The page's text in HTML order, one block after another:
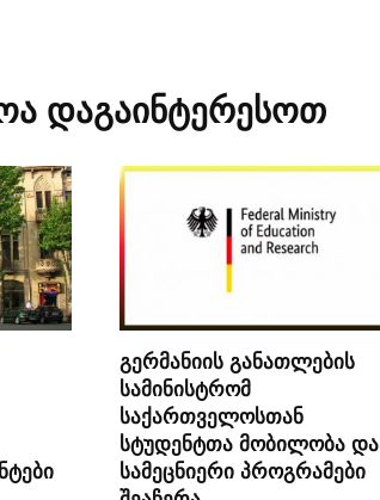
დაგაინტერესოთ
გერმანიის განათლების
სამინისტრომ
საქართველოსთან
სტუდენტთა მობილობა და
სამეცნიერი პროგრამები